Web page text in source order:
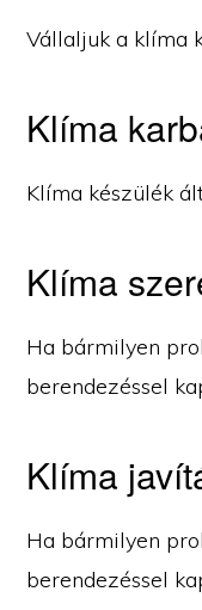
Vállaljuk a klíma
Klíma
Klíma készülék
Klíma
Ha bármilyen
berendezéssel
Klíma
Ha bármilyen
berendezéssel